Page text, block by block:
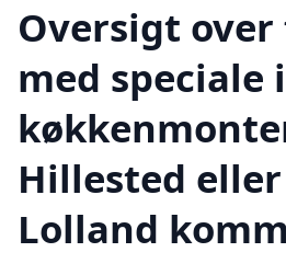
Oversigt
med speciale i
Hillested
Lolland